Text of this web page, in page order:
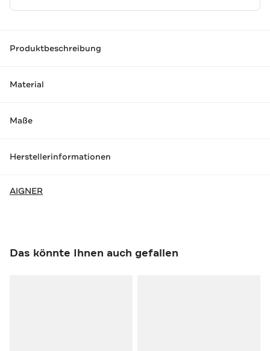
Produktbeschreibung
Material
Maße
Herstellerinformationen
AIGNER
Das könnte Ihnen auch gefallen